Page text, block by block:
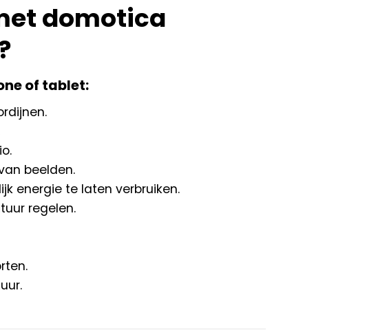
domotica
of tablet:
beelden.
energie te laten verbruiken.
regelen.